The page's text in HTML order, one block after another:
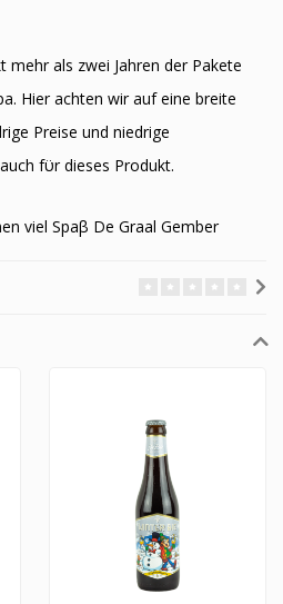
mehr als zwei Jahren der Pakete
Hier achten wir auf eine breite
Preise und niedrige
fϋr dieses Produkt.
viel Spaβ De Graal Gember